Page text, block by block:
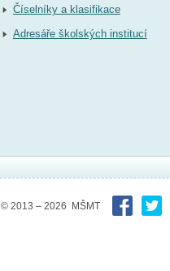
Číselníky a klasifikace
Adresáře školských institucí
© 2013 – 2026 MŠMT